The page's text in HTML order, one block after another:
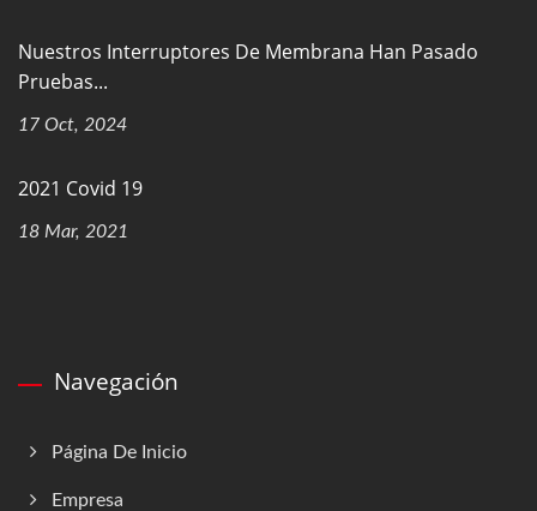
Nuestros Interruptores De Membrana Han Pasado
Pruebas...
17 Oct, 2024
2021 Covid 19
18 Mar, 2021
Navegación
Página De Inicio
Empresa